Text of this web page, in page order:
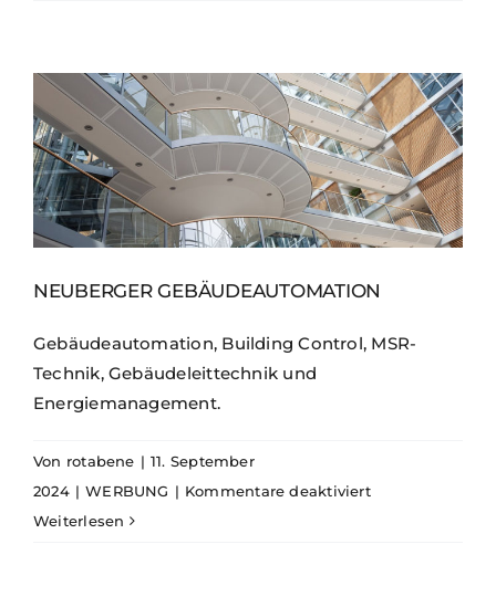
NEUBERGER GEBÄUDEAUTOMATION
Gebäudeautomation, Building Control, MSR-
Technik, Gebäudeleittechnik und
Energiemanagement.
Von rotabene | 11. September
2024 | WERBUNG | Kommentare deaktiviertfür
Weiterlesen